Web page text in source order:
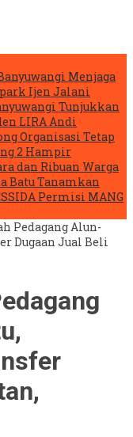
Menjaga
Ijen Jalani
Tunjukkan
LIRA Andi
Organisasi Tetap
2 Hampir
dan Ribuan Warga
Batu Tanamkan
Permisi MANG
Pedagang Alun-
Dugaan Jual Beli